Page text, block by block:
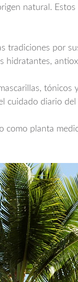
natural.
por
hidratantes,
cuidado diario del
como planta